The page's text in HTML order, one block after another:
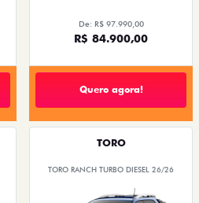
De: R$ 97.990,00
R$ 84.900,00
Quero agora!
TORO
TORO RANCH TURBO DIESEL 26/26